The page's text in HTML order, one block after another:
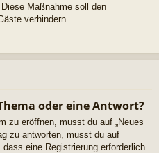
Maßnahme soll den
verhindern.
oder eine Antwort?
zu eröffnen, musst du auf „Neues
zu antworten, musst du auf
dass eine Registrierung erforderlich